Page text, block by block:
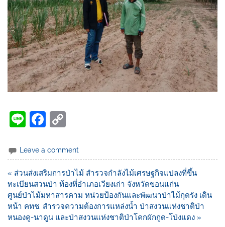
Li
e
F
c
e
b
o
o
p
y
Li
n
k
Leave a comment
« ส่วนส่งเสริมการป่าไม้ สำรวจกำลังไม้เศรษฐกิจแปลงที่ขึ้น
ทะเบียนสวนป่า ท้องที่อำเภอเวียงเก่า จังหวัดขอนแก่น
ศูนย์ป่าไม้มหาสารคาม หน่วยป้องกันและพัฒนาป่าไม้กุดรัง เดิน
หน้า คทช. สำรวจความต้องการแหล่งน้ำ ป่าสงวนแห่งชาติป่า
หนองคู-นาดูน และป่าสงวนแห่งชาติป่าโคกผักกูด-โป่งแดง​ »